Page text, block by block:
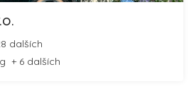
dalších
+ 6 dalších